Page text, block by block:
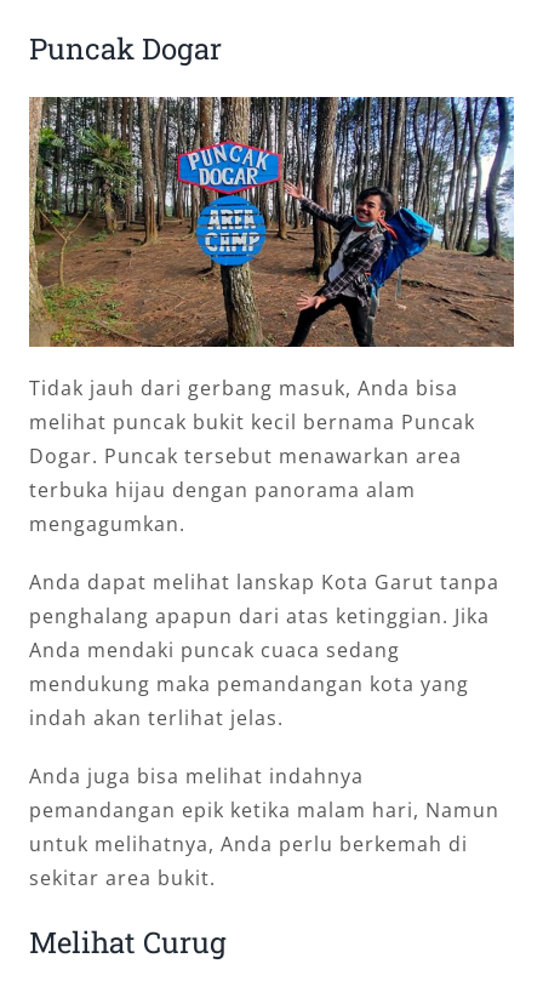
Puncak Dogar
Tidak jauh dari gerbang masuk, Anda bisa
melihat puncak bukit kecil bernama Puncak
Dogar. Puncak tersebut menawarkan area
terbuka hijau dengan panorama alam
mengagumkan.
Anda dapat melihat lanskap Kota Garut tanpa
penghalang apapun dari atas ketinggian. Jika
Anda mendaki puncak cuaca sedang
mendukung maka pemandangan kota yang
indah akan terlihat jelas.
Anda juga bisa melihat indahnya
pemandangan epik ketika malam hari, Namun
untuk melihatnya, Anda perlu berkemah di
sekitar area bukit.
Melihat Curug